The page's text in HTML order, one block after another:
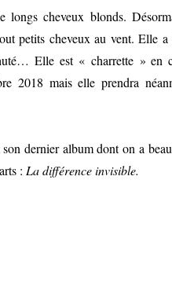
longs cheveux blonds.
petits cheveux au vent. Elle
Elle est « charrette » en
2018 mais elle prendra
dernier album dont on a
: La différence invisible.